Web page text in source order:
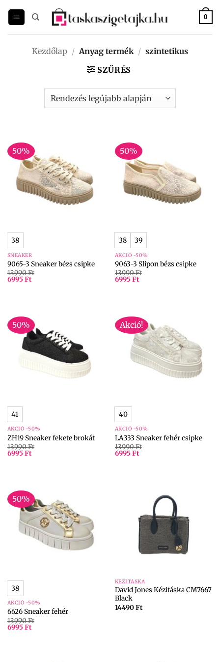
0
Kezdőlap / Anyag termék / szintetikus
SZŰRÉS
50%
38
SNEAKER
9065-3 Sneaker bézs csipke
13990Ft
6995Ft
50%
38 39
AKCIÓ -50%
9063-3 Slipon bézs csipke
13990Ft
6995Ft
50%
41
AKCIÓ -50%
ZH19 Sneaker fekete brokát
13990Ft
6995Ft
Akció!
40
AKCIÓ -50%
LA333 Sneaker fehér csipke
13990Ft
6995Ft
50%
38
AKCIÓ -50%
6626 Sneaker fehér
13990Ft
6995Ft
KÉZITÁSKA
David Jones Kézitáska CM7667
Black
14490Ft